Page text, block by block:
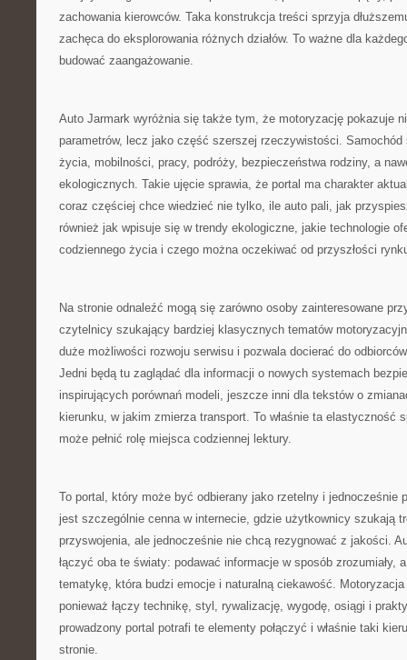
zachowania kierowców. Taka konstrukcja treści sprzyja
zachęca do eksplorowania różnych działów. To ważne dla
budować zaangażowanie.
Auto Jarmark wyróżnia się także tym, że motoryzację pokazuje
parametrów, lecz jako część szerszej rzeczywistości.
życia, mobilności, pracy, podróży, bezpieczeństwa rodziny, a
ekologicznych. Takie ujęcie sprawia, że portal ma charakter
coraz częściej chce wiedzieć nie tylko, ile auto pali, jak
również jak wpisuje się w trendy ekologiczne, jakie technologie
codziennego życia i czego można oczekiwać od przyszłości
Na stronie odnaleźć mogą się zarówno osoby zainteresowane
czytelnicy szukający bardziej klasycznych tematów
duże możliwości rozwoju serwisu i pozwala docierać do
Jedni będą tu zaglądać dla informacji o nowych systemach
inspirujących porównań modeli, jeszcze inni dla tekstów o
kierunku, w jakim zmierza transport. To właśnie ta elastyczność
może pełnić rolę miejsca codziennej lektury.
To portal, który może być odbierany jako rzetelny i jednocześnie
jest szczególnie cenna w internecie, gdzie użytkownicy szukają
przyswojenia, ale jednocześnie nie chcą rezygnować z jakości.
łączyć oba te światy: podawać informacje w sposób zrozumiały,
tematykę, która budzi emocje i naturalną ciekawość.
ponieważ łączy technikę, styl, rywalizację, wygodę, osiągi i
prowadzony portal potrafi te elementy połączyć i właśnie taki
stronie.